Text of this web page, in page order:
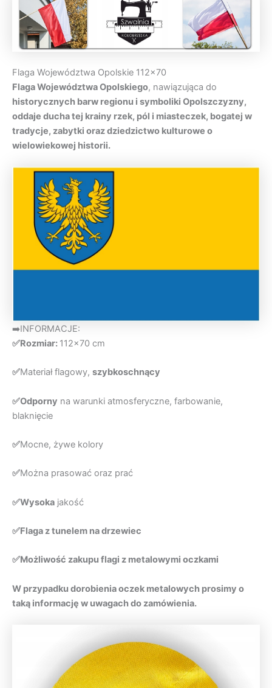
Flaga Województwa Opolskie 112×70
Flaga Województwa Opolskiego, nawiązująca do
historycznych barw regionu i symboliki Opolszczyzny,
oddaje ducha tej krainy rzek, pól i miasteczek, bogatej w
tradycje, zabytki oraz dziedzictwo kulturowe o
wielowiekowej historii.
➡️INFORMACJE:
✅Rozmiar: 112×70 cm
✅Materiał flagowy, szybkoschnący
✅Odporny na warunki atmosferyczne, farbowanie,
blaknięcie
✅Mocne, żywe kolory
✅Można prasować oraz prać
✅Wysoka jakość
✅Flaga z tunelem na drzewiec
✅Możliwość zakupu flagi z metalowymi oczkami
W przypadku dorobienia oczek metalowych prosimy o
taką informację w uwagach do zamówienia.